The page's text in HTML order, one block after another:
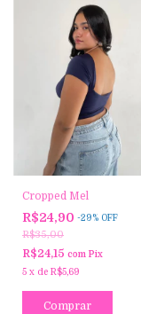
Cropped Mel
R$24,90 -29% OFF
R$35,00
R$24,15 com Pix
5 x de R$5,69
Comprar